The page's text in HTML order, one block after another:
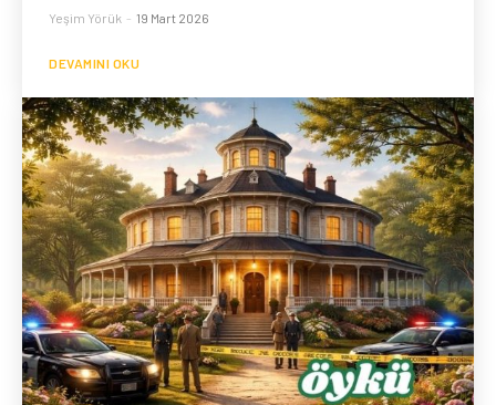
Yeşim Yörük - 19 Mart 2026
DEVAMINI OKU